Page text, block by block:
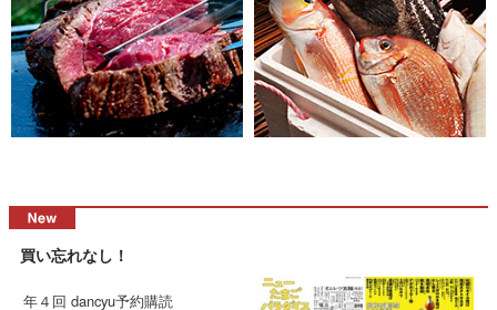
買い忘れなし！
年４回 dancyu予約購読